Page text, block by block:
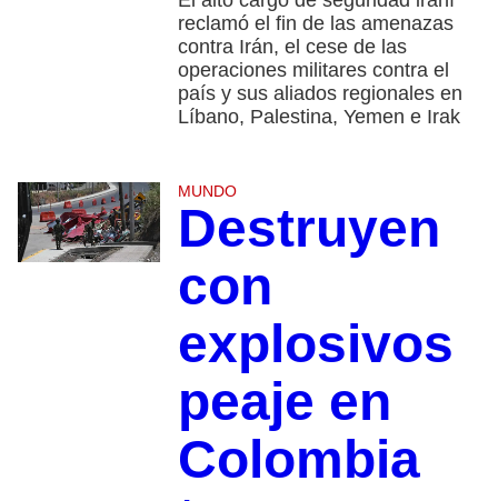
reclamó el fin de las amenazas
contra Irán, el cese de las
operaciones militares contra el
país y sus aliados regionales en
Líbano, Palestina, Yemen e Irak
MUNDO
Destruyen
con
explosivos
peaje en
Colombia